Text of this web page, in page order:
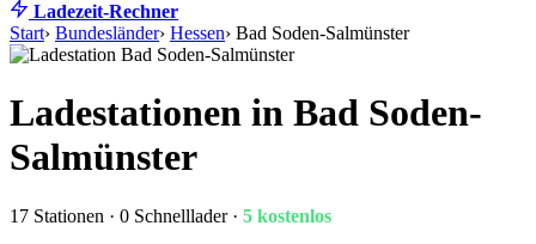
Ladezeit-Rechner
Start› Bundesländer› Hessen› Bad Soden-Salmünster
Ladestationen in Bad Soden-
Salmünster
17 Stationen · 0 Schnelllader · 5 kostenlos